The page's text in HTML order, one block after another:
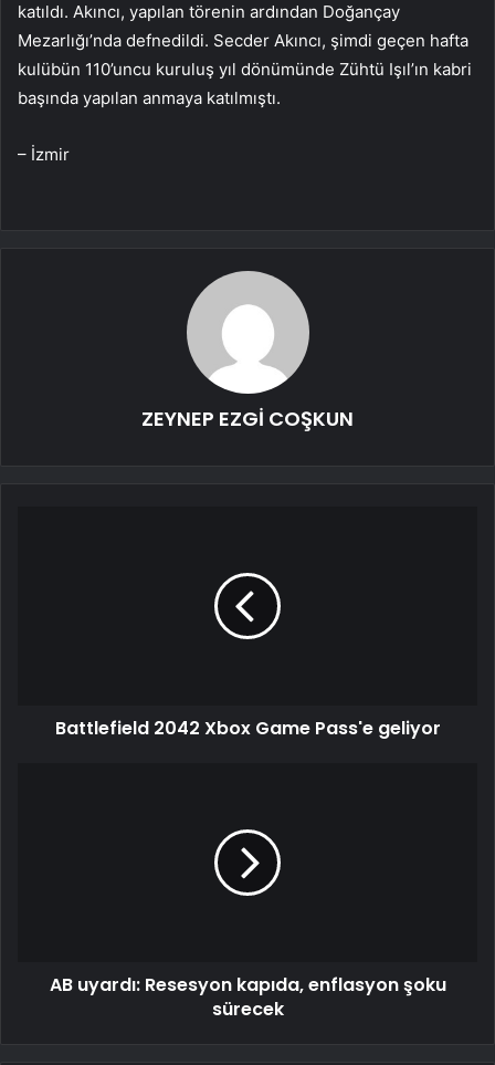
katıldı. Akıncı, yapılan törenin ardından Doğançay
Mezarlığı’nda defnedildi. Secder Akıncı, şimdi geçen hafta
kulübün 110’uncu kuruluş yıl dönümünde Zühtü Işıl’ın kabri
başında yapılan anmaya katılmıştı.
– İzmir
ZEYNEP EZGİ COŞKUN
Battlefield 2042 Xbox Game Pass'e geliyor
AB uyardı: Resesyon kapıda, enflasyon şoku
sürecek